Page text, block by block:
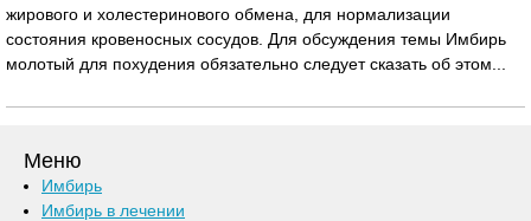
жирового и холестеринового обмена, для нормализации
состояния кровеносных сосудов. Для обсуждения темы Имбирь
молотый для похудения обязательно следует сказать об этом...
Меню
Имбирь
Имбирь в лечении